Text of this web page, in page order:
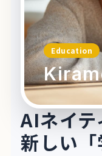
Education
AIネイ
新しい「